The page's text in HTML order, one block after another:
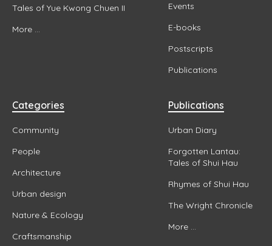
Tales of Yue Kwong Chuen II
More ...
Events
E-books
Postscripts
Publications
Categories
Community
People
Architecture
Urban design
Nature & Ecology
Craftsmanship
Publications
Urban Diary
Forgotten Lantau:
Tales of Shui Hau
Rhymes of Shui Hau
The Wright Chronicle
More ...